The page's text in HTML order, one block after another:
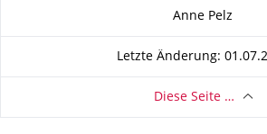
Anne Pelz
Letzte Änderung:
Diese Seite …